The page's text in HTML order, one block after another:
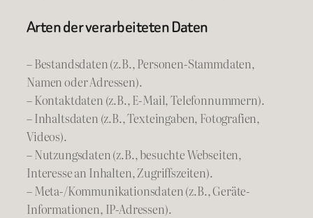
Arten der verarbeiteten Daten
– Bestandsdaten (z.B., Personen-Stammdaten,
Namen oder Adressen).
– Kontaktdaten (z.B., E-Mail, Telefonnummern).
– Inhaltsdaten (z.B., Texteingaben, Fotografien,
Videos).
– Nutzungsdaten (z.B., besuchte Webseiten,
Interesse an Inhalten, Zugriffszeiten).
– Meta-/Kommunikationsdaten (z.B., Geräte-
Informationen, IP-Adressen).